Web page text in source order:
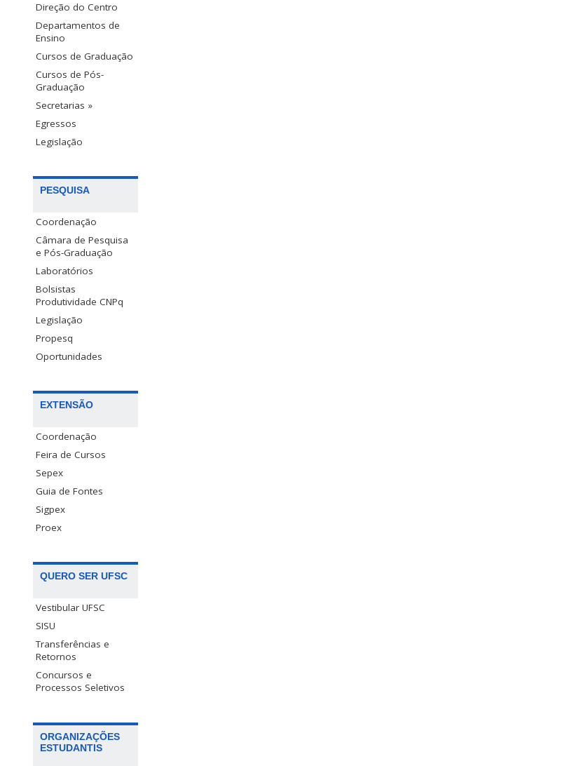
Direção do Centro
Departamentos de
Ensino
Cursos de Graduação
Cursos de Pós-
Graduação
Secretarias »
Egressos
Legislação
PESQUISA
Coordenação
Câmara de Pesquisa
e Pós-Graduação
Laboratórios
Bolsistas
Produtividade CNPq
Legislação
Propesq
Oportunidades
EXTENSÃO
Coordenação
Feira de Cursos
Sepex
Guia de Fontes
Sigpex
Proex
QUERO SER UFSC
Vestibular UFSC
SISU
Transferências e
Retornos
Concursos e
Processos Seletivos
ORGANIZAÇÕES
ESTUDANTIS